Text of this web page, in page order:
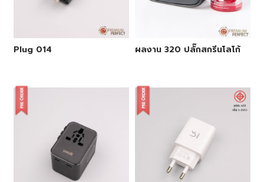
Plug 014 ผลงาน 320 ปลั๊กสกรีนโลโก้